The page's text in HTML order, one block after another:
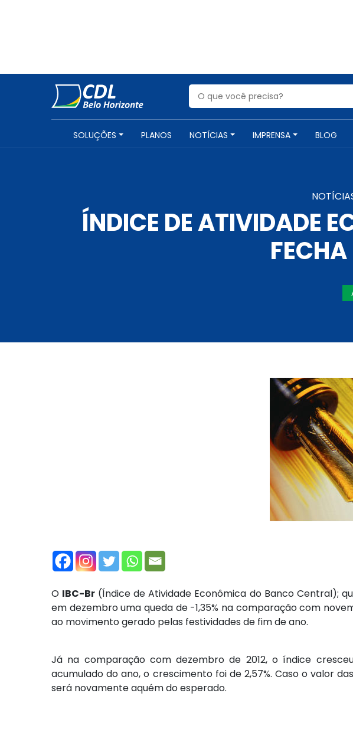
SOLUÇÕES PLANOS NOTÍCIAS IMPRENSA BLOG
ÍNDICE DE ATIVIDADE
O IBC-Br (Índice de Atividade Econômica do Banco Central);
em dezembro uma queda de -1,35% na comparação com
ao movimento gerado pelas festividades de fim de ano.
Já na comparação com dezembro de 2012, o índice
acumulado do ano, o crescimento foi de 2,57%. Caso o valor
será novamente aquém do esperado.